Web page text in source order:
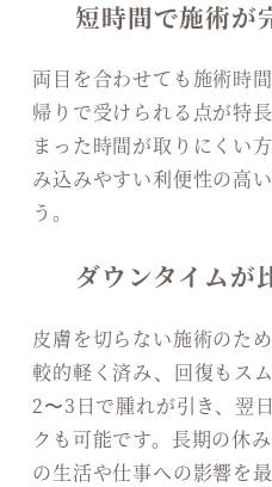
短時間で施術が
両目を合わせても施術時
帰りで受けられる点が特
まった時間が取りにくい
み込みやすい利便性の高
う。
ダウンタイムが
皮膚を切らない施術のた
較的軽く済み、回復もス
2〜3日で腫れが引き、翌
クも可能です。長期の休
の生活や仕事への影響を